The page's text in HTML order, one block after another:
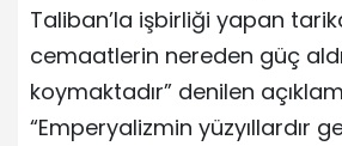
Taliban’la işbirliği yapan
cemaatlerin nereden güç
koymaktadır” denilen
“Emperyalizmin yüzyıllardır